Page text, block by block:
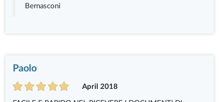
Bernasconi
Paolo
April 2018